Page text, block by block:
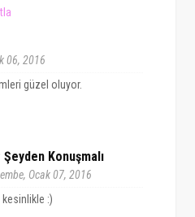
06, 2016
güzel oluyor.
Şeyden Konuşmalı
Ocak 07, 2016
kesinlikle :)